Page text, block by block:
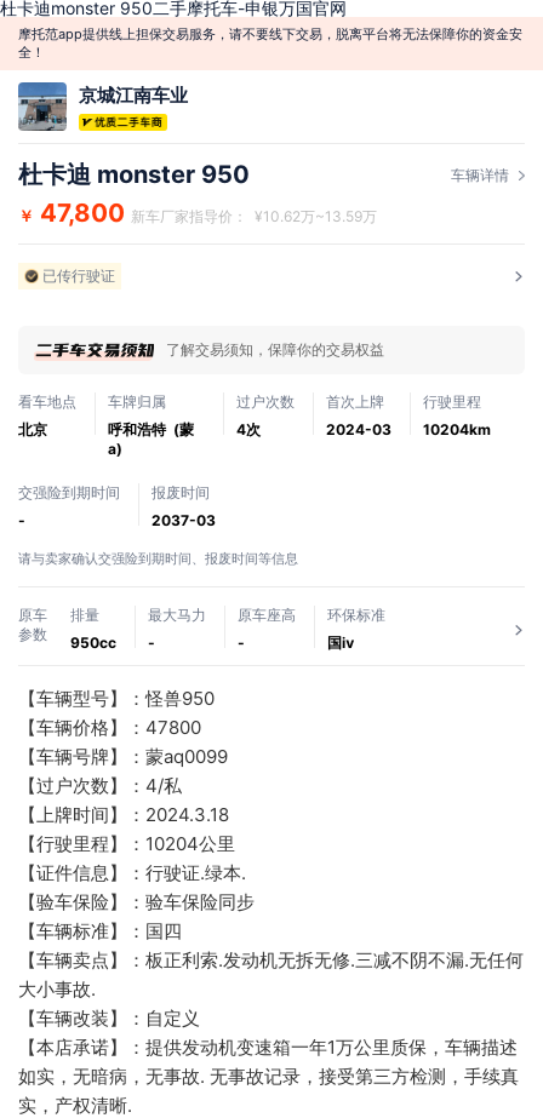
杜卡迪monster 950二手摩托车-申银万国官网
摩托范app提供线上担保交易服务，请不要线下交易，脱离平台将无法保障你的资金安
全！
京城江南车业
杜卡迪 monster 950 车辆详情
￥ 47,800 新车厂家指导价： ¥10.62万~13.59万
已传行驶证
了解交易须知，保障你的交易权益
看车地点
北京
车牌归属
呼和浩特 (蒙
a)
过户次数
4次
首次上牌
2024-03
行驶里程
10204km
交强险到期时间
-
报废时间
2037-03
请与卖家确认交强险到期时间、报废时间等信息
原车
参数
排量
950cc
最大马力
-
原车座高
-
环保标准
国ⅳ
【车辆型号】：怪兽950
【车辆价格】：47800
【车辆号牌】：蒙aq0099
【过户次数】：4/私
【上牌时间】：2024.3.18
【行驶里程】：10204公里
【证件信息】：行驶证.绿本.
【验车保险】：验车保险同步
【车辆标准】：国四
【车辆卖点】：板正利索.发动机无拆无修.三减不阴不漏.无任何
大小事故.
【车辆改装】：自定义
【本店承诺】：提供发动机变速箱一年1万公里质保，车辆描述
如实，无暗病，无事故. 无事故记录，接受第三方检测，手续真
实，产权清晰.